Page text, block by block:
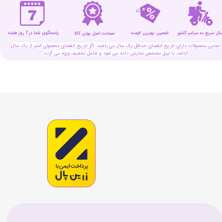
تمامی محصولات دارای تاریخ انقضای حداقل یک سال می باشند. اگر تاریخ انقضای محصولی کمتر از یک سال
باشد، با لیبل مشخص نمایش داده می شود و شامل تخفیف ویژه می گردد!
ضمانت اصل بودن کالا تضمین بهترین قیمت پاسخگوی شما در 7 روز هفته سریع به سراسر کشور